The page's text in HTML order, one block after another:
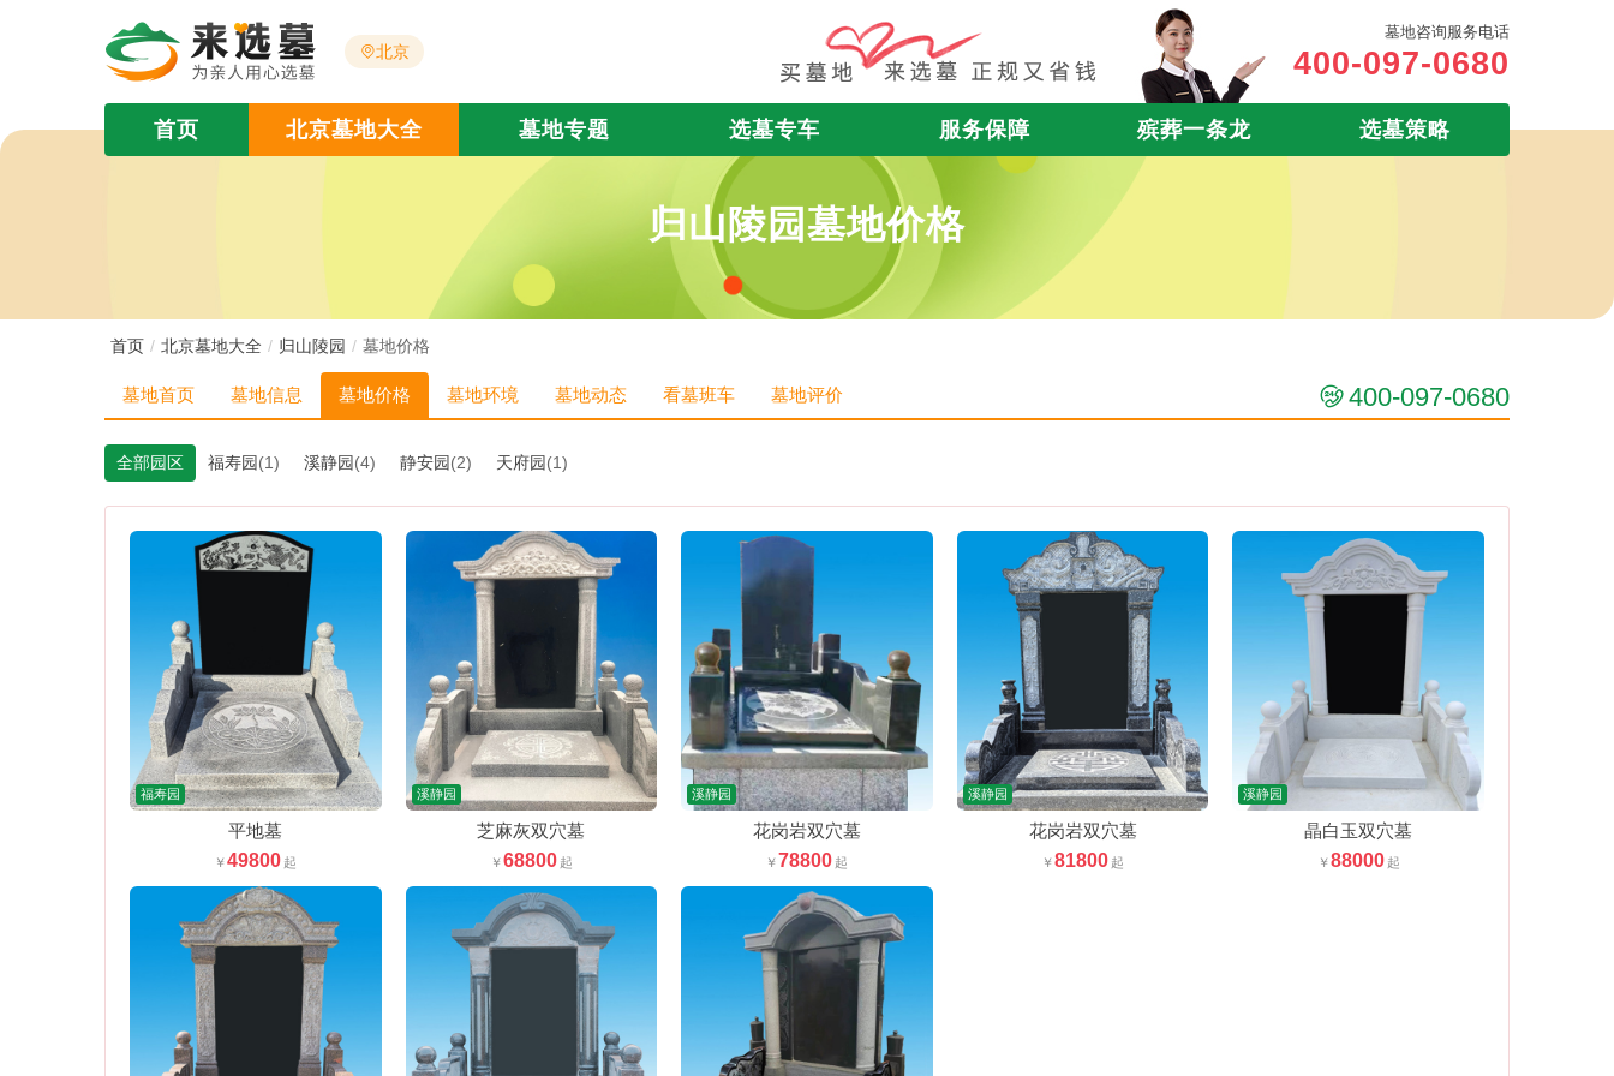
北京
墓地咨询服务电话
400-097-0680
首页 北京墓地大全 墓地专题 选墓专车 服务保障 殡葬一条龙 选墓策略
归山陵园墓地价格
首页 北京墓地大全 归山陵园 墓地价格
墓地首页 墓地信息 墓地价格 墓地环境 墓地动态 看墓班车 墓地评价 400-097-0680
全部园区 福寿园(1) 溪静园(4) 静安园(2) 天府园(1)
福寿园
平地墓
49800
溪静园
芝麻灰双穴墓
68800
溪静园
花岗岩双穴墓
78800
溪静园
花岗岩双穴墓
81800
溪静园
晶白玉双穴墓
88000